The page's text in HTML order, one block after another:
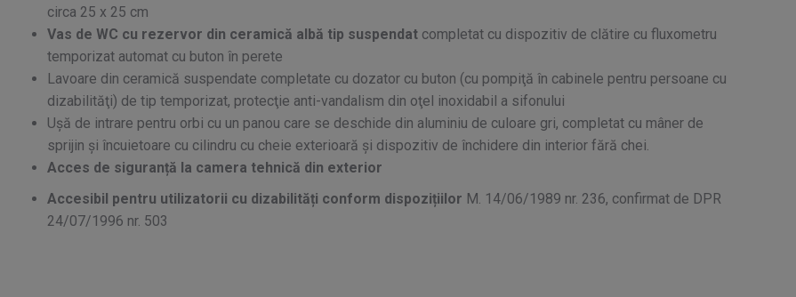
circa 25 x 25 cm
Vas de WC cu rezervor din ceramică albă tip suspendat completat cu dispozitiv de clătire cu fluxometru
temporizat automat cu buton în perete
Lavoare din ceramică suspendate completate cu dozator cu buton (cu pompiţă în cabinele pentru persoane cu
dizabilităţi) de tip temporizat, protecţie anti-vandalism din oţel inoxidabil a sifonului
Uşă de intrare pentru orbi cu un panou care se deschide din aluminiu de culoare gri, completat cu mâner de
sprijin şi încuietoare cu cilindru cu cheie exterioară şi dispozitiv de închidere din interior fără chei.
Acces de siguranță la camera tehnică din exterior
Accesibil pentru utilizatorii cu dizabilități conform dispozițiilor M. 14/06/1989 nr. 236, confirmat de DPR
24/07/1996 nr. 503